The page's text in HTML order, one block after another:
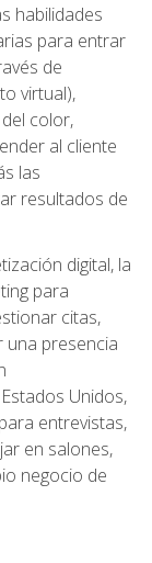
habilidades
para entrar
de
virtual),
color,
al cliente
las
resultados de
digital, la
para
citas,
una presencia
Unidos,
entrevistas,
en salones,
negocio de